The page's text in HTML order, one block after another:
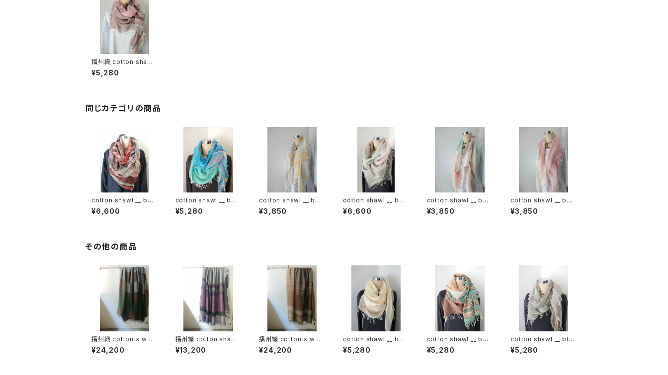
播州織 cotton shawl
__ border 160 花時雨
w
¥5,280
同じカテゴリの商品
cotton shawl __ bor
der 220
¥6,600
cotton shawl __ bor
der 160 海嶺w
¥5,280
cotton shawl __ bor
der 120 蒲公英w
¥3,850
cotton shawl __ bor
der 220
¥6,600
cotton shawl __ bor
der 120 春麗w
¥3,850
cotton shawl __ bor
der 120 桜花w
¥3,850
その他の商品
播州織 cotton × woo
l __ block 220-120
狭霧GK
¥24,200
播州織 cotton shawl
__ border 220-120
紫電GK
¥13,200
播州織 cotton × woo
l __ border 220-120
枯野GK
¥24,200
cotton shawl __ bor
der 160 春陽w
¥5,280
cotton shawl __ bor
der 160 湧水w
¥5,280
cotton shawl __ blo
ck 160 裏葉w
¥5,280